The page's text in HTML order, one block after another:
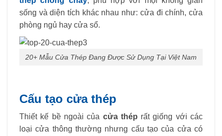
sống và diện tích khác nhau như: cửa đi chính, cửa
phòng ngủ hay cửa sổ.
20+ Mẫu Cửa Thép Đang Được Sử Dụng Tại Việt Nam
Cấu tạo cửa thép
Thiết kế bề ngoài của cửa thép rất giống với các
loại cửa thông thường nhưng cấu tạo của cửa có